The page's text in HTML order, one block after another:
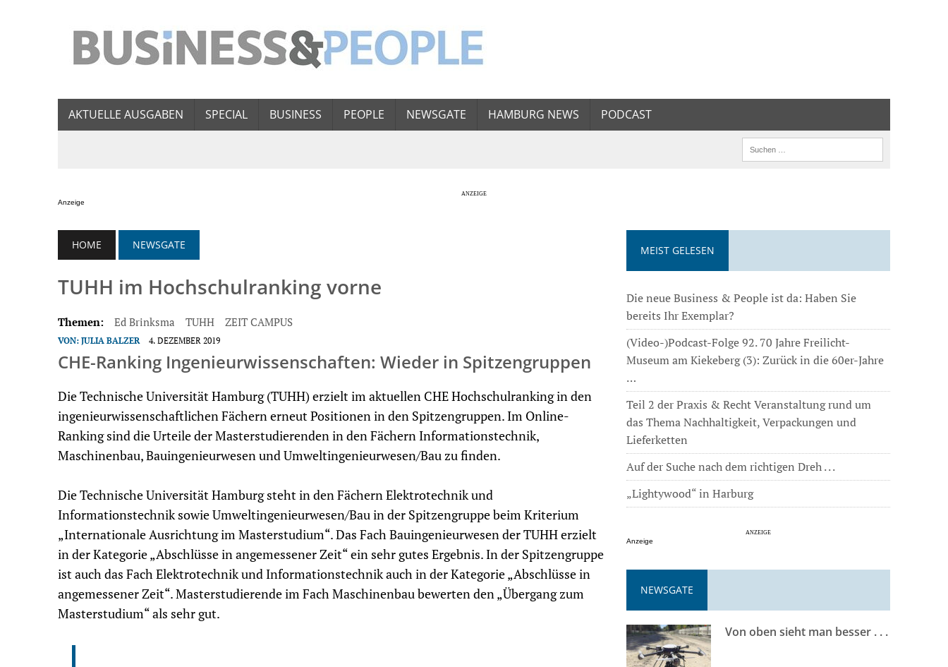
AKTUELLE AUSGABEN SPECIAL BUSINESS PEOPLE NEWSGATE HAMBURG NEWS PODCAST
Anzeige
HOME NEWSGATE
TUHH im Hochschulranking vorne
Themen: Ed Brinksma TUHH ZEIT CAMPUS
VON: JULIA BALZER 4. DEZEMBER 2019
CHE-Ranking Ingenieurwissenschaften: Wieder in Spitzengruppen
Die Technische Universität Hamburg (TUHH) erzielt im aktuellen CHE Hochschulranking in den
ingenieurwissenschaftlichen Fächern erneut Positionen in den Spitzengruppen. Im Online-
Ranking sind die Urteile der Masterstudierenden in den Fächern Informationstechnik,
Maschinenbau, Bauingenieurwesen und Umweltingenieurwesen/Bau zu finden.
Die Technische Universität Hamburg steht in den Fächern Elektrotechnik und
Informationstechnik sowie Umweltingenieurwesen/Bau in der Spitzengruppe beim Kriterium
„Internationale Ausrichtung im Masterstudium“. Das Fach Bauingenieurwesen der TUHH erzielt
in der Kategorie „Abschlüsse in angemessener Zeit“ ein sehr gutes Ergebnis. In der Spitzengruppe
ist auch das Fach Elektrotechnik und Informationstechnik auch in der Kategorie „Abschlüsse in
angemessener Zeit“. Masterstudierende im Fach Maschinenbau bewerten den „Übergang zum
Masterstudium“ als sehr gut.
MEIST GELESEN
Die neue Business & People ist da: Haben Sie
bereits Ihr Exemplar?
(Video-)Podcast-Folge 92. 70 Jahre Freilicht-
Museum am Kiekeberg (3): Zurück in die 60er-Jahre
…
Teil 2 der Praxis & Recht Veranstaltung rund um
das Thema Nachhaltigkeit, Verpackungen und
Lieferketten
Auf der Suche nach dem richtigen Dreh . . .
„Lightywood“ in Harburg
Anzeige
NEWSGATE
Von oben sieht man besser . . .